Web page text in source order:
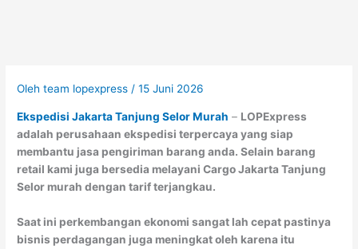
Olehteam lopexpress /15 Juni 2026
Ekspedisi Jakarta Tanjung Selor Murah – LOPExpress
adalah perusahaan ekspedisi terpercaya yang siap
membantu jasa pengiriman barang anda. Selain barang
retail kami juga bersedia melayani Cargo Jakarta Tanjung
Selor murah dengan tarif terjangkau.
Saat ini perkembangan ekonomi sangat lah cepat pastinya
bisnis perdagangan juga meningkat oleh karena itu